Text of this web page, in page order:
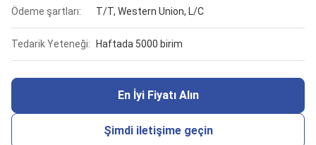
Ödeme şartları: T/T, Western Union, L/C
Tedarik Yeteneği: Haftada 5000 birim
En İyi Fiyatı Alın
Şimdi iletişime geçin